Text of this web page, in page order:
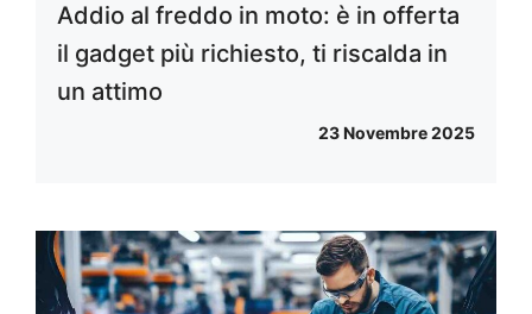
Addio al freddo in moto: è in offerta
il gadget più richiesto, ti riscalda in
un attimo
23 Novembre 2025